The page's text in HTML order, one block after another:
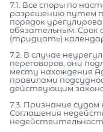
7.1. Все споры по
разрешению путем
порядок
обязательным.
(тридцать)
7.2. В случае
переговоров, они
месту нахождения
правилами
действующим
7.3. Признание
Соглашения